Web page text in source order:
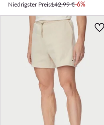
Niedrigster Preis142,99 €-6%